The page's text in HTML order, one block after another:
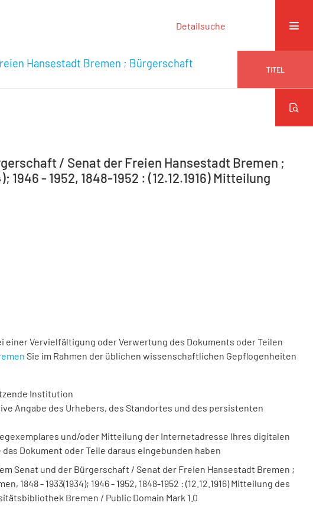
Detailsuche
Hansestadt Bremen ; Bürgerschaft
TITEL
/ Senat der Freien Hansestadt Bremen ;
- 1952, 1848-1952 : (12.12.1916) Mitteilung
einer Vervielfältigung oder Verwertung des Dokuments oder Teilen
Sie im Rahmen der üblichen wissenschaftlichen Gepflogenheiten
Institution
Angabe des Urhebers, des Standortes und des persistenten
und/oder Mitteilung der Internetadresse Ihres digitalen
das Dokument oder Teile daraus eingebunden haben
Senat und der Bürgerschaft / Senat der Freien Hansestadt Bremen ;
1848 - 1933(1934); 1946 - 1952, 1848-1952 : (12.12.1916) Mitteilung des
Bremen / Public Domain Mark 1.0